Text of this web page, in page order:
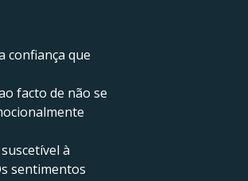
confiança que
facto de não se
à
sentimentos